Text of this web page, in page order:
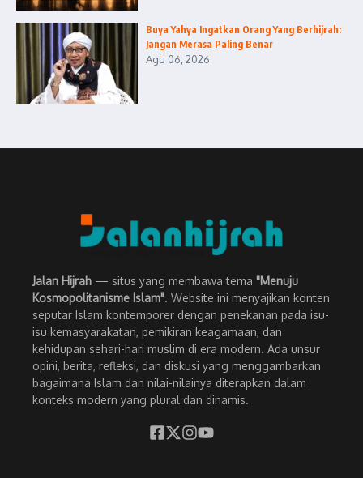
Buya Yahya Ingatkan Orang Yang Berhijrah:
Jangan Merasa Paling Benar
Agu 06, 2026
Jalan Hijrah — situs yang membawa tema "Menuju
Kosmopolitanisme Islam". Website ini menyajikan konten
seputar Islam kontemporer dengan penekanan pada isu-
isu kemasyarakatan, pemikiran keagamaan, dan
kehidupan sehari-hari muslim di era modern. Ada unsur
opini, berita, refleksi, dan diskusi yang menggambarkan
bagaimana Islam dan nilai-nilainya diterapkan dalam
konteks modern yang plural dan dinamis.